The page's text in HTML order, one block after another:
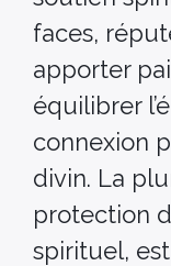
faces,
apporter
équilibrer
connexion
divin. La
protection
spirituel,